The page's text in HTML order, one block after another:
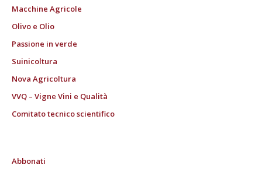
Macchine Agricole
Olivo e Olio
Passione in verde
Suinicoltura
Nova Agricoltura
VVQ – Vigne Vini e Qualità
Comitato tecnico scientifico
Abbonati